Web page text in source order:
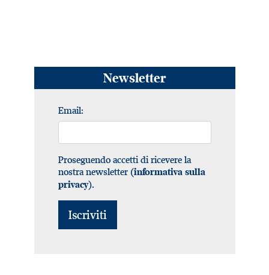
Newsletter
Email:
Proseguendo accetti di ricevere la
nostra newsletter (informativa sulla
privacy).